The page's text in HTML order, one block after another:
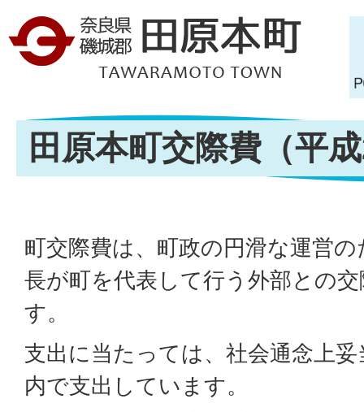
田原本町交際費（平
町交際費は、町政の円滑な運営
長が町を代表して行う外部との
す。
支出に当たっては、社会通念上
内で支出しています。